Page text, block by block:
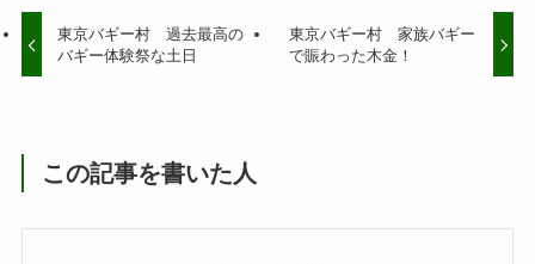
東京バギー村 過去最高の
バギー体験祭な土日
東京バギー村 家族バギー
で賑わった木金！
この記事を書いた人